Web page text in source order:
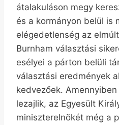
átalakuláson megy
és a kormányon belül is
elégedetlenség az
Burnham választási
esélyei a párton belüli
választási eredmények
kedvezőek.
lezajlik, az Egyesült
miniszterelnökét még a